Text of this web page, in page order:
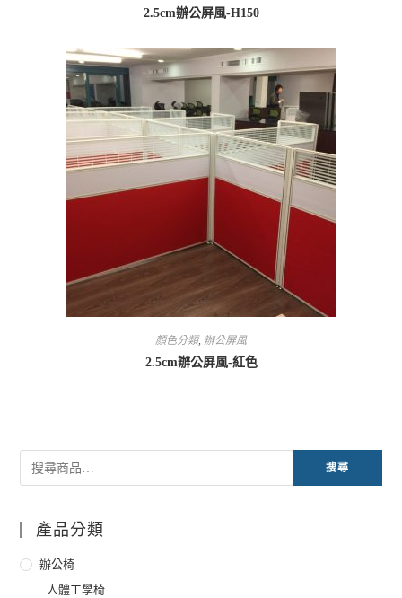
2.5cm辦公屏風-H150
顏色分類, 辦公屏風
2.5cm辦公屏風-紅色
搜尋
產品分類
辦公椅
人體工學椅